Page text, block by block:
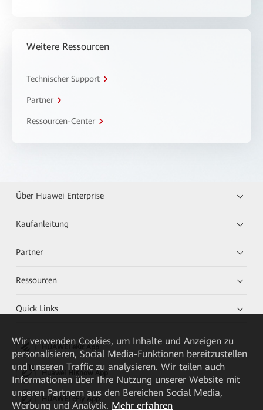
Weitere Ressourcen
Technischer Support
Partner
Ressourcen-Center
Über Huawei Enterprise
Kaufanleitung
Partner
Ressourcen
Quick Links
HUAWEI eKit App
Huawei HiKnow App
HUAWEI eFly App
Wir verwenden Cookies, um Inhalte und Anzeigen zu
personalisieren, Social Media-Funktionen bereitzustellen
und unseren Traffic zu analysieren. Wir teilen auch
Informationen über Ihre Nutzung unserer Website mit
unseren Partnern aus den Bereichen Social Media,
Werbung und Analytik. Mehr erfahren